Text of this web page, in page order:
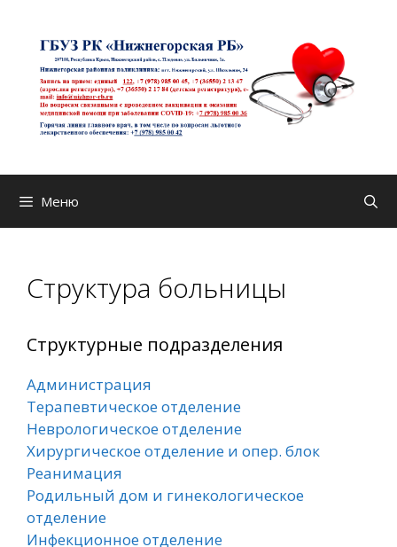
содержимому
Меню
Структура больницы
Структурные подразделения
Администрация
Терапевтическое отделение
Неврологическое отделение
Хирургическое отделение и опер. блок
Реанимация
Родильный дом и гинекологическое
отделение
Инфекционное отделение